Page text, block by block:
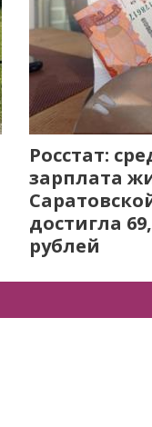
Росстат:
зарплата
достигла
рублей